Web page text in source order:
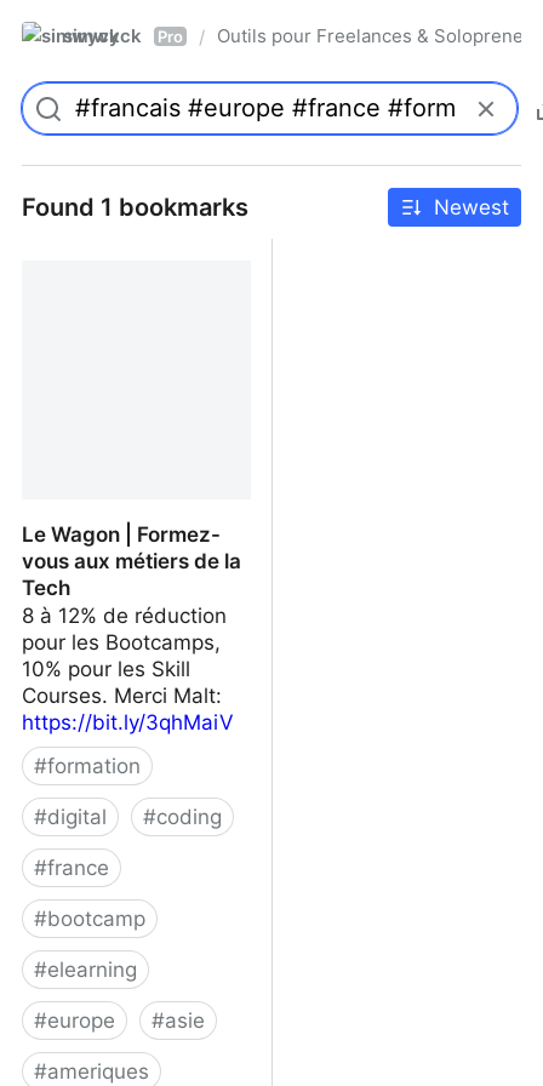
simwyck Pro / Outils pour Freelances &
Found 1 bookmarks Newest
Le Wagon | Formez-
vous aux métiers de la
Tech
8 à 12% de réduction
pour les Bootcamps,
10% pour les Skill
Courses. Merci Malt:
https://bit.ly/3qhMaiV
#formation
#digital #coding
#france
#bootcamp
#elearning
#europe #asie
#ameriques